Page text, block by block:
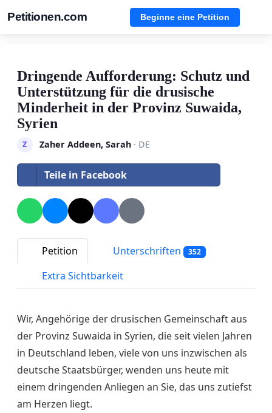
Petitionen.com Beginne eine Petition
Dringende Aufforderung: Schutz und
Unterstützung für die drusische
Minderheit in der Provinz Suwaida,
Syrien
Z Zaher Addeen, Sarah· DE
Teile in Facebook
Petition Unterschriften 352
Extra Sichtbarkeit
Wir, Angehörige der drusischen Gemeinschaft aus
der Provinz Suwaida in Syrien, die seit vielen Jahren
in Deutschland leben, viele von uns inzwischen als
deutsche Staatsbürger, wenden uns heute mit
einem dringenden Anliegen an Sie, das uns zutiefst
am Herzen liegt.